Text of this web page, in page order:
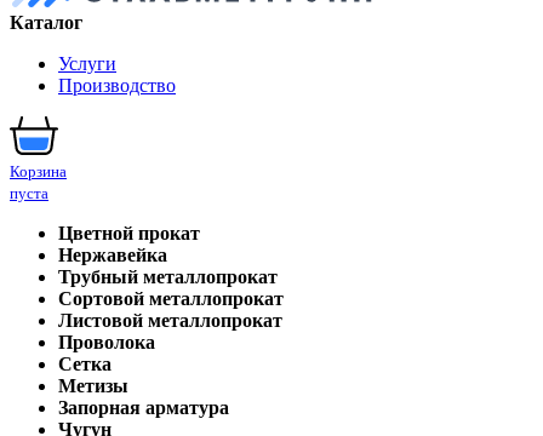
Каталог
Услуги
Производство
Корзина
пуста
Цветной прокат
Нержавейка
Трубный металлопрокат
Сортовой металлопрокат
Листовой металлопрокат
Проволока
Сетка
Метизы
Запорная арматура
Чугун